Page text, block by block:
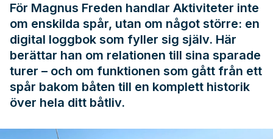
För Magnus Freden handlar Aktiviteter inte
om enskilda spår, utan om något större: en
digital loggbok som fyller sig själv. Här
berättar han om relationen till sina sparade
turer – och om funktionen som gått från ett
spår bakom båten till en komplett historik
över hela ditt båtliv.